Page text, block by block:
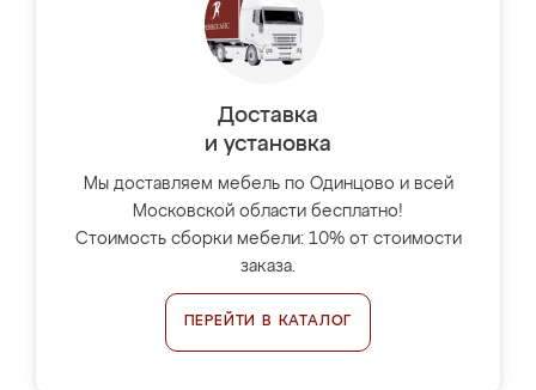
Доставка
и установка
Мы доставляем мебель по Одинцово и всей
Московской области бесплатно!
Стоимость сборки мебели: 10% от стоимости
заказа.
ПЕРЕЙТИ В КАТАЛОГ